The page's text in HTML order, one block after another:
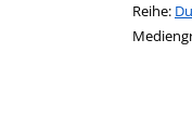
Reihe: